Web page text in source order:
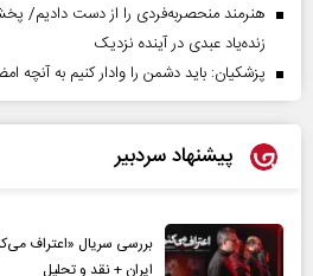
زنده‌یاد عبدی در آینده نزدیک
پزشکیان: باید دشمن را وادار کنیم به آنچه
پیشنهاد سردبیر
بررسی سریال «اعتراف
ایران + نقد و تحلیل